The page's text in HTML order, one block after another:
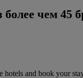
чем 45
hotels and book your